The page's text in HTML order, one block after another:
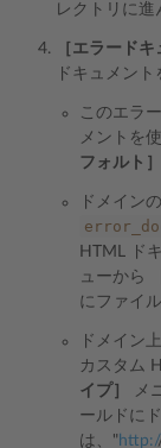
レクトリに進
［エラードキ
ドキュメン
このエラ
メントを
フォルト］
ドメイン
HTML ド
ューから
にファイ
ドメイン
カスタム
イプ］
メ
ールドに
は、" http:/